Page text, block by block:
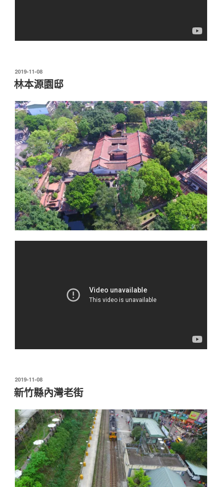
發
佈
於
2019-11-08
林本源園邸
發
佈
於
2019-11-08
新竹縣內灣老街